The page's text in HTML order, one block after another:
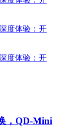
，QD-Mini